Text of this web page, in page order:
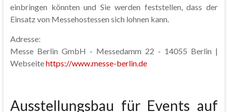
einbringen könnten und Sie werden feststellen, dass der
Einsatz von Messehostessen sich lohnen kann.
Adresse:
Messe Berlin GmbH - Messedamm 22 - 14055 Berlin |
Webseitehttps://www.messe-berlin.de
Ausstellungsbau für Events auf